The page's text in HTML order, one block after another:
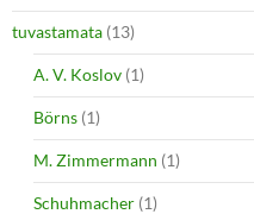
tuvastamata (13)
A. V. Koslov (1)
Börns (1)
M. Zimmermann (1)
Schuhmacher (1)